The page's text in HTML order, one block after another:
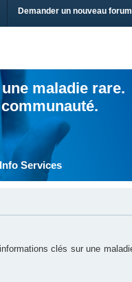
Demander un nouveau forum
maladie rare.
Services
clés sur une